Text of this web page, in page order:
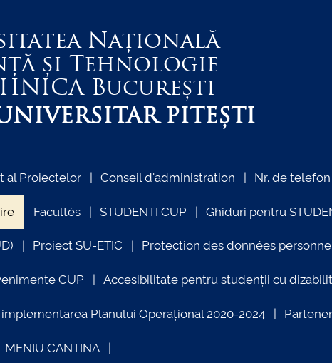
Națională
și Tehnologie
București
PITEȘTI
al Proiectelor Conseil d'administration Nr. de
Facultés STUDENTI CUP Ghiduri pentru
Proiect SU-ETIC Protection des données
CUP Accesibilitate pentru studenții cu
Planului Operațional 2020-2024
MENIU CANTINA